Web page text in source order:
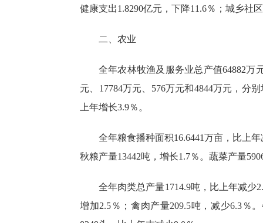
健康支出1.8290亿元，下降11.6％；城乡社
二、农业
全年农林牧渔及服务业总产值64882万
元、17784万元、576万元和4844万元，分
上年增长3.9％。
全年粮食播种面积16.6441万亩，比上
秋粮产量13442吨，增长1.7％。蔬菜产量
全年肉类总产量1714.9吨，比上年减少
增加2.5％；禽肉产量209.5吨，减少6.3％